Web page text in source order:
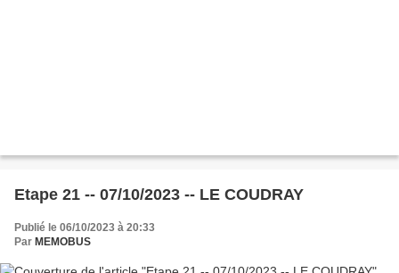
Etape 21 -- 07/10/2023 -- LE COUDRAY
Publié le 06/10/2023 à 20:33
Par MEMOBUS